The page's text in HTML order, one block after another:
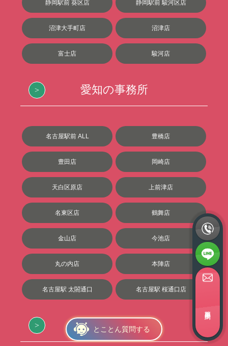
とことん質問する
静岡駅前 葵区店 静岡駅前 駿河区店
沼津大手町店 沼津店
富士店 駿河店
愛知の事務所
名古屋駅前 ALL 豊橋店
豊田店 岡崎店
天白区原店 上前津店
名東区店 鶴舞店
金山店 今池店
丸の内店 本陣店
名古屋駅 太閤通口 名古屋駅 桜通口店
岐阜の事務所